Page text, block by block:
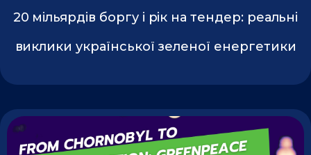
20 мільярдів боргу і рік на тендер: реальні
виклики української зеленої енергетики